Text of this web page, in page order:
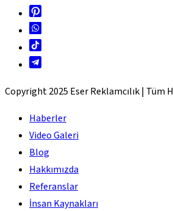
Copyright 2025 Eser Reklamcılık | Tüm
Haberler
Video Galeri
Blog
Hakkımızda
Referanslar
İnsan Kaynakları